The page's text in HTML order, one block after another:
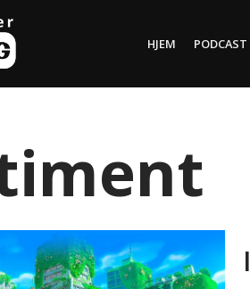
HJEM PODCAST